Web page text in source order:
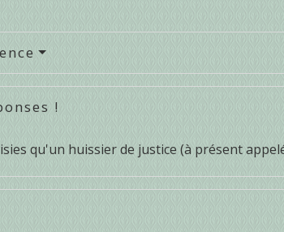
!
qu'un huissier de justice (à présent